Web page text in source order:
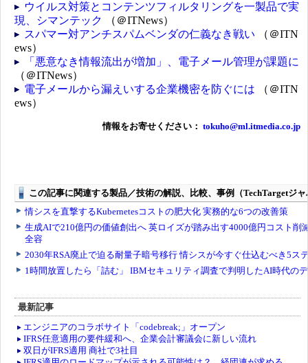
ウイルス対策とコンテンツフィルタリングを一製品で実
現、シマンテック
（＠ITNews）
スパマー対アンチスパムベンダの仁義なき戦い （＠ITN
ews）
「悪意なき情報流出が増加」、電子メール管理が課題に
（＠ITNews）
電子メールから漏えいする企業機密を防ぐには （＠ITN
ews）
情報をお寄せください： tokuho@ml.itmedia.co.jp
最新記事
エンジニアのコラボサイト「codebreak;」オープン
IFRS任意適用の要件緩和へ、企業会計審議会に新しい流れ
双日がIFRS適用 商社で3社目